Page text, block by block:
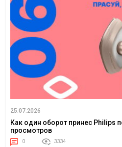
25.07.2026
Как один оборот принес Philips
просмотров
0 3334